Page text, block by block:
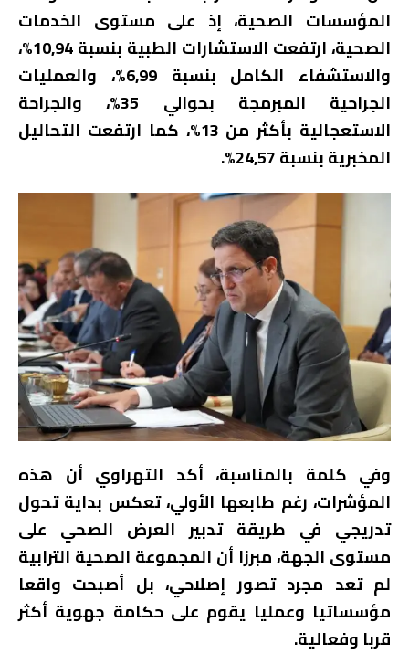
المؤسسات الصحية، إذ على مستوى الخدمات
الصحية، ارتفعت الاستشارات الطبية بنسبة 10,94%،
والاستشفاء الكامل بنسبة 6,99%، والعمليات
الجراحية المبرمجة بحوالي 35%، والجراحة
الاستعجالية بأكثر من 13%، كما ارتفعت التحاليل
المخبرية بنسبة 24,57%.
وفي كلمة بالمناسبة، أكد التهراوي أن هذه
المؤشرات، رغم طابعها الأولي، تعكس بداية تحول
تدريجي في طريقة تدبير العرض الصحي على
مستوى الجهة، مبرزا أن المجموعة الصحية الترابية
لم تعد مجرد تصور إصلاحي، بل أصبحت واقعا
مؤسساتيا وعمليا يقوم على حكامة جهوية أكثر
قربا وفعالية.